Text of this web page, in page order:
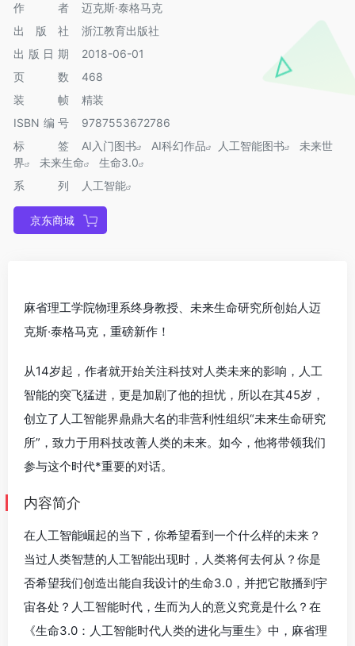
作者
迈克斯·泰格马克
出版社
浙江教育出版社
出版日期
2018-06-01
页数
468
装帧
精装
ISBN编号
9787553672786
标签
AI入门图书 AI科幻作品 人工智能图书
未来世
界
未来生命
生命3.0
系列
人工智能
京东商城
麻省理工学院物理系终身教授、未来生命研究所创始人迈
克斯·泰格马克，重磅新作！
从14岁起，作者就开始关注科技对人类未来的影响，人工
智能的突飞猛进，更是加剧了他的担忧，所以在其45岁，
创立了人工智能界鼎鼎大名的非营利性组织“未来生命研究
所”，致力于用科技改善人类的未来。如今，他将带领我们
参与这个时代*重要的对话。
内容简介
在人工智能崛起的当下，你希望看到一个什么样的未来？
当过人类智慧的人工智能出现时，人类将何去何从？你是
否希望我们创造出能自我设计的生命3.0，并把它散播到宇
宙各处？人工智能时代，生而为人的意义究竟是什么？在
《生命3.0：人工智能时代人类的进化与重生》中，麻省理